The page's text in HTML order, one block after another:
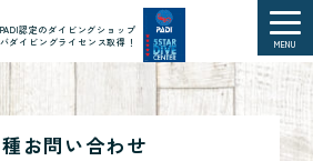
認定のダイビングショップ
ダイビングライセンス取得！
MENU
お問い合わせ